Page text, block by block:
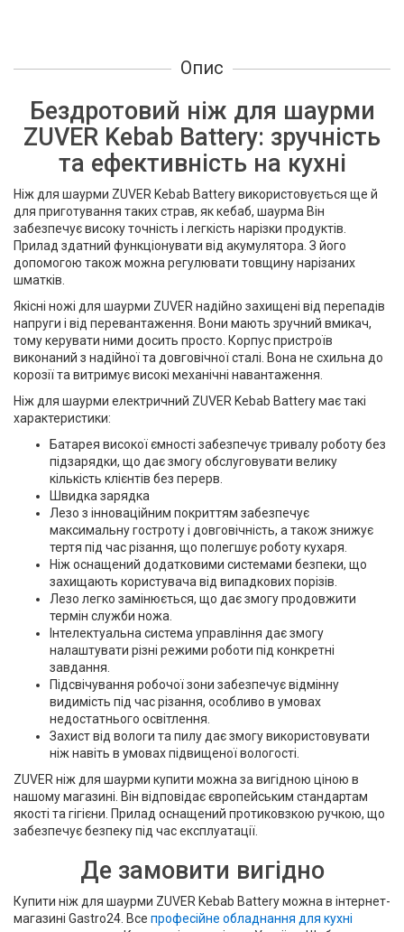
Опис
Бездротовий ніж для шаурми
ZUVER Kebab Battery: зручність
та ефективність на кухні
Ніж для шаурми ZUVER Kebab Battery використовується ще й
для приготування таких страв, як кебаб, шаурма Він
забезпечує високу точність і легкість нарізки продуктів.
Прилад здатний функціонувати від акумулятора. З його
допомогою також можна регулювати товщину нарізаних
шматків.
Якісні ножі для шаурми ZUVER надійно захищені від перепадів
напруги і від перевантаження. Вони мають зручний вмикач,
тому керувати ними досить просто. Корпус пристроїв
виконаний з надійної та довговічної сталі. Вона не схильна до
корозії та витримує високі механічні навантаження.
Ніж для шаурми електричний ZUVER Kebab Battery має такі
характеристики:
Батарея високої ємності забезпечує тривалу роботу без
підзарядки, що дає змогу обслуговувати велику
кількість клієнтів без перерв.
Швидка зарядка
Лезо з інноваційним покриттям забезпечує
максимальну гостроту і довговічність, а також знижує
тертя під час різання, що полегшує роботу кухаря.
Ніж оснащений додатковими системами безпеки, що
захищають користувача від випадкових порізів.
Лезо легко замінюється, що дає змогу продовжити
термін служби ножа.
Інтелектуальна система управління дає змогу
налаштувати різні режими роботи під конкретні
завдання.
Підсвічування робочої зони забезпечує відмінну
видимість під час різання, особливо в умовах
недостатнього освітлення.
Захист від вологи та пилу дає змогу використовувати
ніж навіть в умовах підвищеної вологості.
ZUVER ніж для шаурми купити можна за вигідною ціною в
нашому магазині. Він відповідає європейським стандартам
якості та гігієни. Прилад оснащений протиковзкою ручкою, що
забезпечує безпеку під час експлуатації.
Де замовити вигідно
Купити ніж для шаурми ZUVER Kebab Battery можна в інтернет-
магазині Gastro24. Все професійне обладнання для кухні